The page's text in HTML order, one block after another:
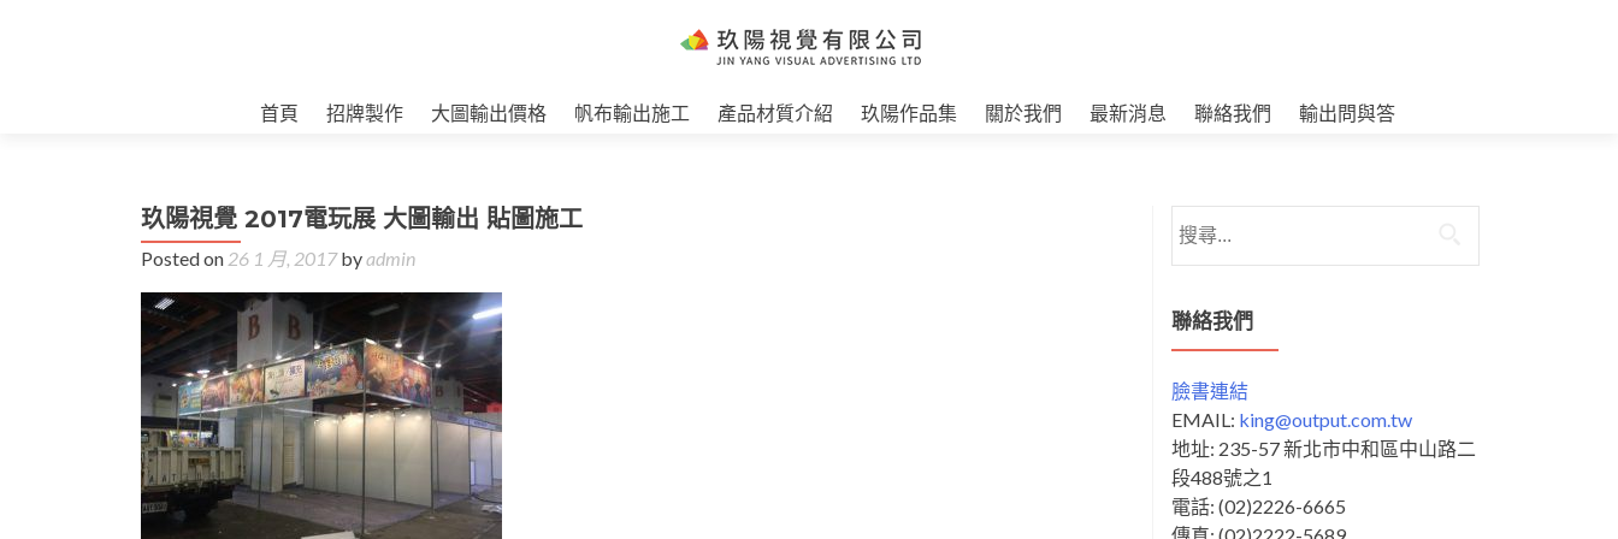
首頁 招牌製作 大圖輸出價格 帆布輸出施工 產品材質介紹 玖陽作品集 關於我們 最新消息 聯絡我們 輸出問與答
玖陽視覺 2017電玩展 大圖輸出 貼圖施工
Posted on 26 1 月, 2017byadmin
尋
鍵
字:
聯絡我們
臉書連結
EMAIL: king@output.com.tw
地址: 235-57 新北市中和區中山路二
段488號之1
電話: (02)2226-6665